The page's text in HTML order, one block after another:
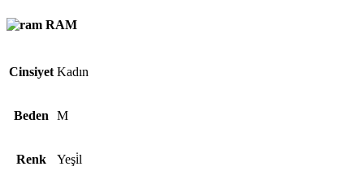
RAM
Cinsiyet Kadın
Beden M
Renk Yeşi̇l